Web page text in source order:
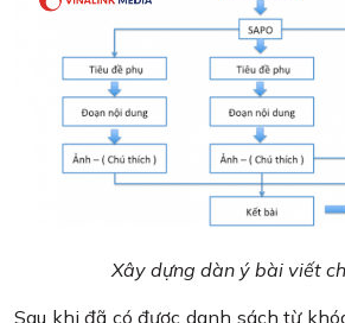
Xây dựng dàn ý bài viết
Sau khi đã có được danh sách từ